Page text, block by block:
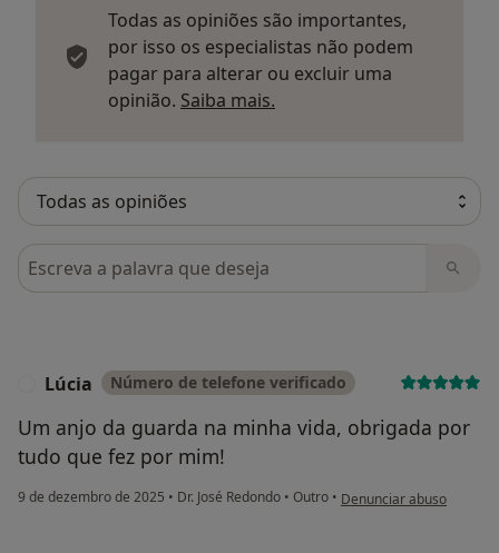
Todas as opiniões são importantes,
por isso os especialistas não podem
pagar para alterar ou excluir uma
opinião. Saiba mais.
Pesquisar em opiniões
Lúcia Número de telefone verificado
Um anjo da guarda na minha vida, obrigada por
tudo que fez por mim!
9 de dezembro de 2025 • Dr. José Redondo • Outro • na opinião do utilizador
Denunciar abuso